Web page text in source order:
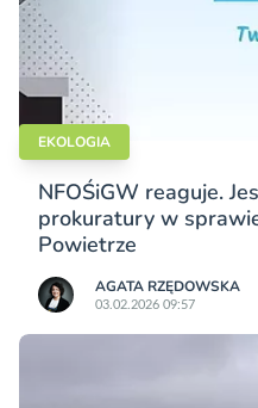
EKOLOGIA
NFOŚiGW reaguje.
prokuratury w
Powietrze
AGATA RZĘDOWSKA
03.02.2026 09:57